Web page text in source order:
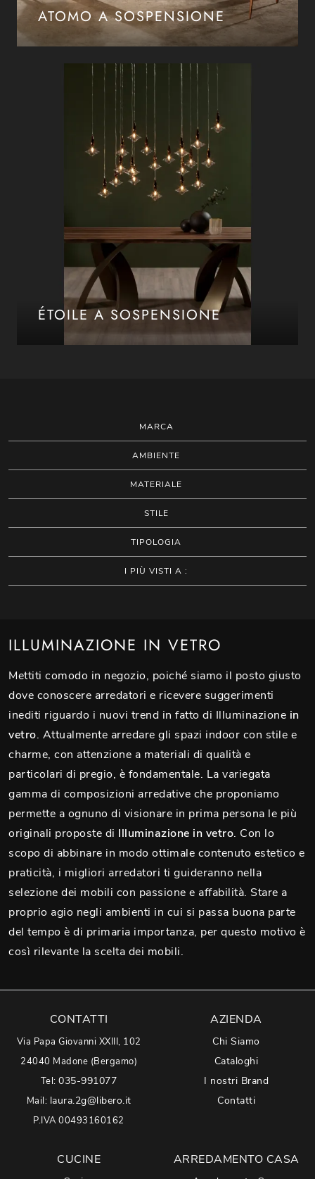
ATOMO A SOSPENSIONE
ÉTOILE A SOSPENSIONE
MARCA
AMBIENTE
MATERIALE
STILE
TIPOLOGIA
I PIÙ VISTI A :
ILLUMINAZIONE IN VETRO
Mettiti comodo in negozio, poiché siamo il posto giusto
dove conoscere arredatori e ricevere suggerimenti
inediti riguardo i nuovi trend in fatto di Illuminazione in
vetro. Attualmente arredare gli spazi indoor con stile e
charme, con attenzione a materiali di qualità e
particolari di pregio, è fondamentale. La variegata
gamma di composizioni arredative che proponiamo
permette a ognuno di visionare in prima persona le più
originali proposte di Illuminazione in vetro. Con lo
scopo di abbinare in modo ottimale contenuto estetico e
praticità, i migliori arredatori ti guideranno nella
selezione dei mobili con passione e affabilità. Stare a
proprio agio negli ambienti in cui si passa buona parte
del tempo è di primaria importanza, per questo motivo è
così rilevante la scelta dei mobili.
CONTATTI
Via Papa Giovanni XXIII, 102
24040 Madone (Bergamo)
Tel:035-991077
Mail: laura.2g@libero.it
P.IVA 00493160162
AZIENDA
Chi Siamo
Cataloghi
I nostri Brand
Contatti
CUCINE ARREDAMENTO CASA